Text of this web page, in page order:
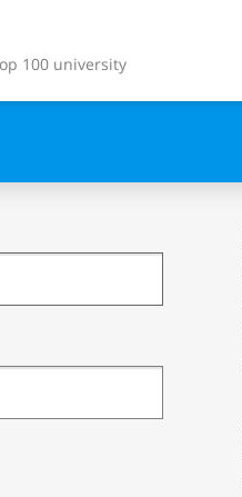
100 university